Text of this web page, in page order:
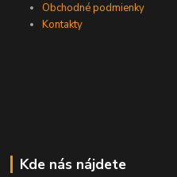
Obchodné podmienky
Kontakty
Kde nás nájdete